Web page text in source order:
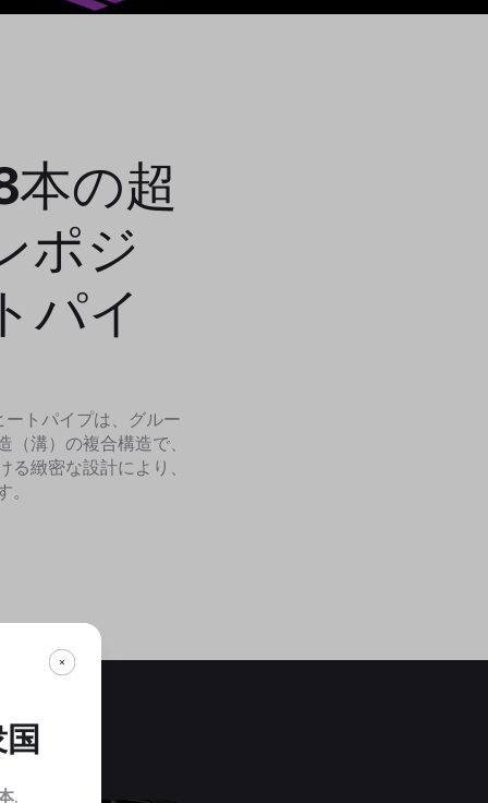
本の超
ポジ
パイ
トパイプは、グルー
溝）の複合構造で、
緻密な設計により、
.